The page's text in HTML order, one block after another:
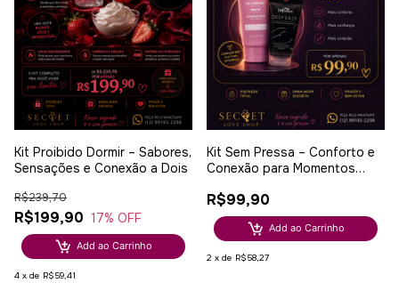
Kit Proibido Dormir – Sabores,
Sensações e Conexão a Dois
R$199,90
R$239,70
17% OFF
Add ao Carrinho
4 x de R$59,41
Kit Sem Pressa – Conforto e
Conexão para Momentos
R$99,90
Add ao Carrinho
2 x de R$58,27